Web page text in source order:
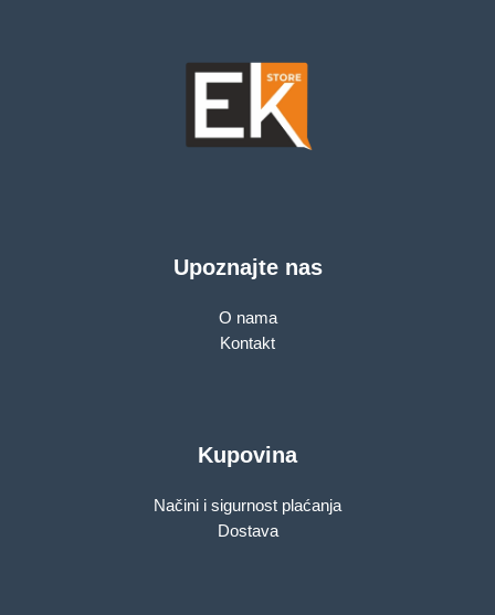
Upoznajte nas
O nama
Kontakt
Kupovina
Načini i sigurnost plaćanja
Dostava